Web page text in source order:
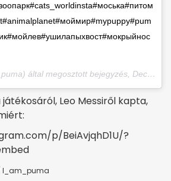
által megosztott bejegyzés, Dec 26., 2017, időpont: 10:20 (PST időzóna szerint)
Leo Messiről kapta,
p/BeiAvjqhD1U/?
I_am_puma